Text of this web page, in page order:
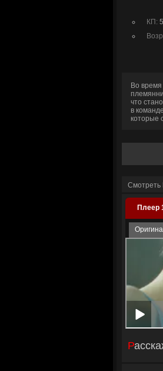
КП:
Во
что
в
которые
Смотреть
Плеер